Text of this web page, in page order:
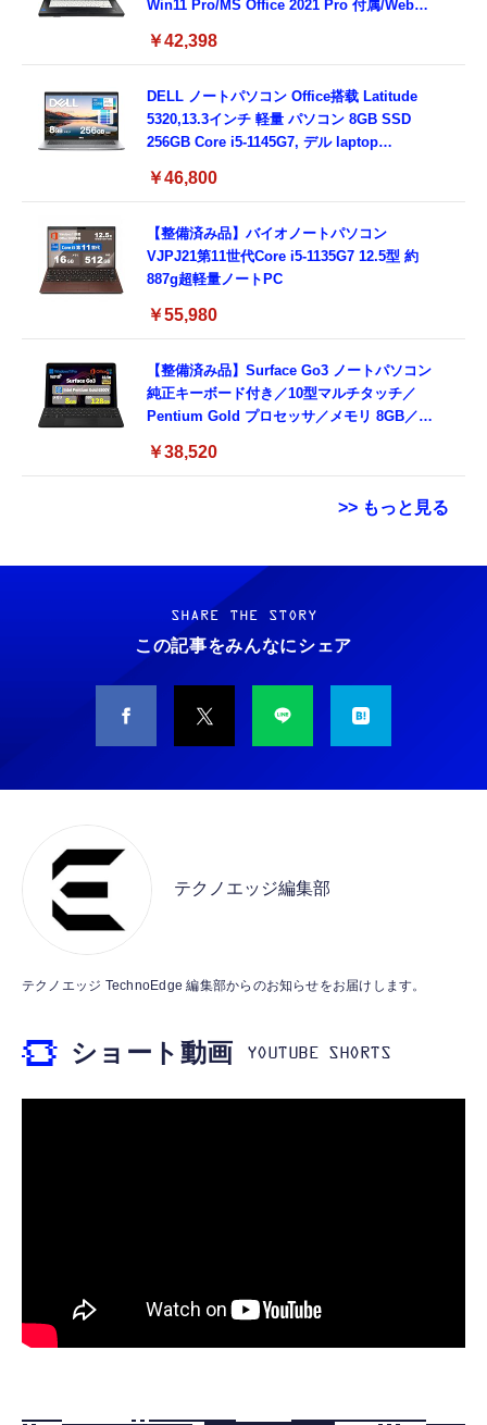
Win11 Pro/MS Office 2021 Pro 付属/Webカ
3.0)/ 有線静音マウス付属/ 180日保証（メモリ
￥42,398
DELL ノートパソコン Office搭载 Latitude
5320,13.3インチ 軽量 パソコン 8GB SSD
256GB Core i5-1145G7, デル laptop
ド付き (整備済み品)
￥46,800
【整備済み品】バイオノートパソコン
VJPJ21第11世代Core i5-1135G7 12.5型 約
887g超軽量ノートPC
￥55,980
【整備済み品】Surface Go3 ノートパソコン
純正キーボード付き／10型マルチタッチ／
Pentium Gold プロセッサ／メモリ 8GB／
Bluetooth5.0／USB-C／1080p顔認証カメラ
￥38,520
>> もっと見る
Grithope イヤホン タイプC【2026新モデル
耐久性】 有線イヤホン マイク付き HiFi音質
ノイズ低減 重低音 遅延なし
￥949
タイプc 寝ホンイヤホン 寝ホン type-c 有線
睡眠用イヤホン 【音質強化バージョン
￥2,199
し 48ビット/96KHz 音量調節対応
【HIFI音質】iphone イヤホンジャック ライ
￥999
霊界コミュニケーションロボット BAKETAN
WARASHI ばけたん ワラシ 改 KAI
￥5,400
M10SR AIペット（コミュニケーションロボッ
ト）
ット）
霊界コミュニケーションロボット BAKETAN
￥5,400
【ペットロボット 】lopeto AI robot チャー
SHARE THE STORY
この記事をみんなにシェア
テクノエッジ編集部
テクノエッジ TechnoEdge 編集部からのお知らせをお届けします。
ショート動画